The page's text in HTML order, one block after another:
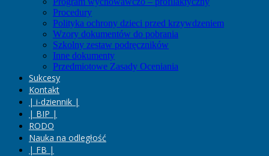
Procedury
Polityka ochrony dzieci przed krzywdzeniem
Wzory dokumentów do pobrania
Szkolny zestaw podręczników
Inne dokumenty
Przedmiotowe Zasady Oceniania
Sukcesy
Kontakt
| i-dziennik |
| BIP |
RODO
Nauka na odległość
| FB |